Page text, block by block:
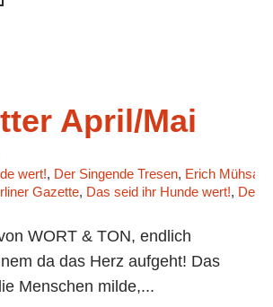
April/Mai
wert!, Der Singende Tresen, Erich Mühsam
Gazette, Das seid ihr Hunde wert!, Der
WORT & TON, endlich
da das Herz aufgeht! Das
Menschen milde,...